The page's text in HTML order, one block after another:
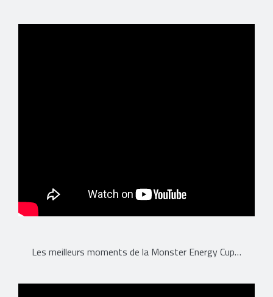
Les meilleurs moments de la Monster Energy Cup…